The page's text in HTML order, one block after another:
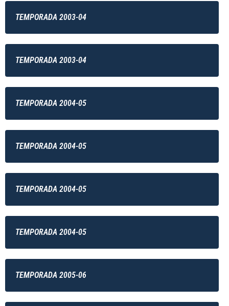
TEMPORADA 2003-04
TEMPORADA 2003-04
TEMPORADA 2004-05
TEMPORADA 2004-05
TEMPORADA 2004-05
TEMPORADA 2004-05
TEMPORADA 2005-06